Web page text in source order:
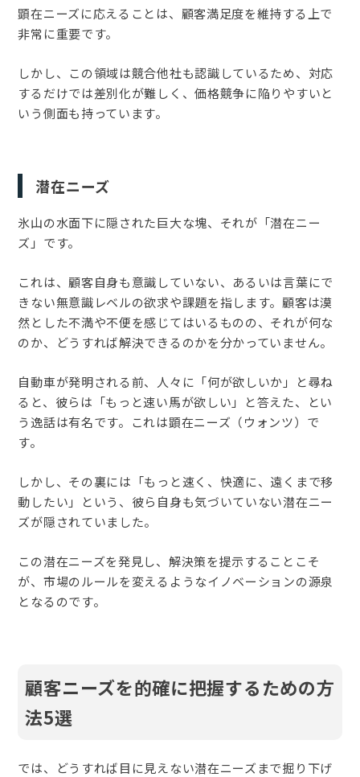
顕在ニーズに応えることは、顧客満足度を維持する上で
非常に重要です。
しかし、この領域は競合他社も認識しているため、対応
するだけでは差別化が難しく、価格競争に陥りやすいと
いう側面も持っています。
潜在ニーズ
氷山の水面下に隠された巨大な塊、それが「潜在ニー
ズ」です。
これは、顧客自身も意識していない、あるいは言葉にで
きない無意識レベルの欲求や課題を指します。顧客は漠
然とした不満や不便を感じてはいるものの、それが何な
のか、どうすれば解決できるのかを分かっていません。
自動車が発明される前、人々に「何が欲しいか」と尋ね
ると、彼らは「もっと速い馬が欲しい」と答えた、とい
う逸話は有名です。これは顕在ニーズ（ウォンツ）で
す。
しかし、その裏には「もっと速く、快適に、遠くまで移
動したい」という、彼ら自身も気づいていない潜在ニー
ズが隠されていました。
この潜在ニーズを発見し、解決策を提示することこそ
が、市場のルールを変えるようなイノベーションの源泉
となるのです。
顧客ニーズを的確に把握するための方
法5選
では、どうすれば目に見えない潜在ニーズまで掘り下げ